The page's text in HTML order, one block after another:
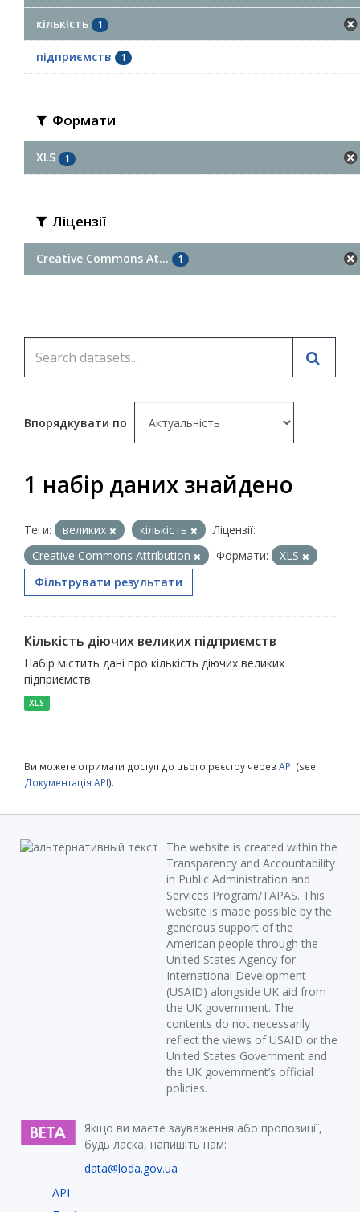
кількість 1
підприємств 1
Формати
XLS 1
Ліцензії
Creative Commons At... 1
Впорядкувати по
1 набір даних знайдено
Теги: великих кількість
Ліцензії:
Creative Commons Attribution
Формати:
XLS
Фільтрувати результати
Кількість діючих великих підприємств
Набір містить дані про кількість діючих великих
підприємств.
XLS
Ви можете отримати доступ до цього реєстру через API (see
Документація API).
The website is created within the
Transparency and Accountability
in Public Administration and
Services Program/TAPAS. This
website is made possible by the
generous support of the
American people through the
United States Agency for
International Development
(USAID) alongside UK aid from
the UK government. The
contents do not necessarily
reflect the views of USAID or the
United States Government and
the UK government’s official
policies.
Якщо ви маєте зауваження або пропозиції,
будь ласка, напишіть нам:
data@loda.gov.ua
API